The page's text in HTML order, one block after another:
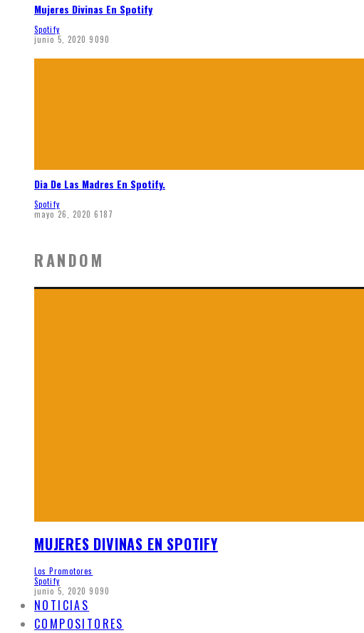
Mujeres Divinas En Spotify
Spotify
junio 5, 2020 9090
Dia De Las Madres En Spotify.
Spotify
mayo 26, 2020 6187
RANDOM
MUJERES DIVINAS EN SPOTIFY
Los Promotores
Spotify
junio 5, 2020 9090
NOTICIAS
COMPOSITORES